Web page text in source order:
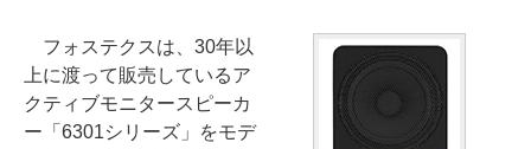
フォステクスは、30年以
上に渡って販売しているア
クティブモニタースピーカ
ー「6301シリーズ」をモデ